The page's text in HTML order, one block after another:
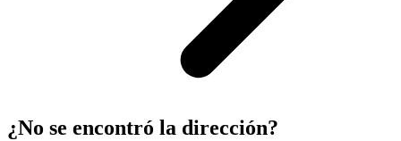
¿No se encontró la dirección?